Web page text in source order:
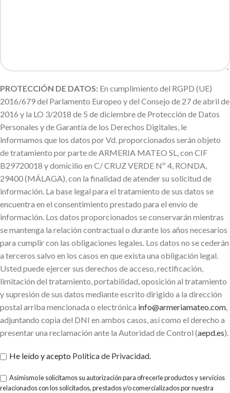
PROTECCIÓN DE DATOS: En cumplimiento del RGPD (UE)
2016/679 del Parlamento Europeo y del Consejo de 27 de abril de
2016 y la LO 3/2018 de 5 de diciembre de Protección de Datos
Personales y de Garantía de los Derechos Digitales, le
informamos que los datos por Vd. proporcionados serán objeto
de tratamiento por parte de ARMERIA MATEO SL, con CIF
B29720018 y domicilio en C/ CRUZ VERDE Nº 4, RONDA,
29400 (MÁLAGA), con la finalidad de atender su solicitud de
información. La base legal para el tratamiento de sus datos se
encuentra en el consentimiento prestado para el envío de
información. Los datos proporcionados se conservarán mientras
se mantenga la relación contractual o durante los años necesarios
para cumplir con las obligaciones legales. Los datos no se cederán
a terceros salvo en los casos en que exista una obligación legal.
Usted puede ejercer sus derechos de acceso, rectificación,
limitación del tratamiento, portabilidad, oposición al tratamiento
y supresión de sus datos mediante escrito dirigido a la dirección
postal arriba mencionada o electrónica info@armeriamateo.com
adjuntando copia del DNI en ambos casos, así como el derecho a
presentar una reclamación ante la Autoridad de Control (aepd.es).
He leído y acepto Política de Privacidad
Asimismo le solicitamos su autorización para ofrecerle productos y servicios
relacionados con los solicitados, prestados y/o comercializados por nuestra